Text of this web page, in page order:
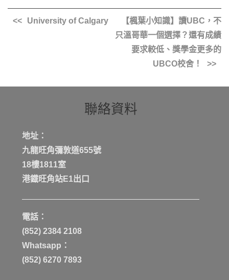
University of Calgary
【楓葉小知識】讀UBC，不
只溫哥華一個選擇？還有成績
要求較低、獎學金更多的
UBCO校舍！
聯絡資料
地址：
九龍旺角彌敦道655號
18樓1811室
港鐡旺角站E1出口
電話：
(852) 2384 2108
Whatsapp：
(852) 6270 7893